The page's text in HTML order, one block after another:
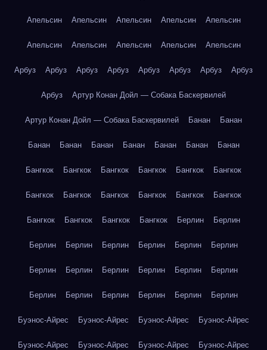
Апельсин Апельсин Апельсин Апельсин Апельсин
Апельсин Апельсин Апельсин Апельсин Апельсин
Арбуз Арбуз Арбуз Арбуз Арбуз Арбуз Арбуз Арбуз
Арбуз Артур Конан Дойл — Собака Баскервилей
Артур Конан Дойл — Собака Баскервилей Банан Банан
Банан Банан Банан Банан Банан Банан Банан
Бангкок Бангкок Бангкок Бангкок Бангкок Бангкок
Бангкок Бангкок Бангкок Бангкок Бангкок Бангкок
Бангкок Бангкок Бангкок Бангкок Берлин Берлин
Берлин Берлин Берлин Берлин Берлин Берлин
Берлин Берлин Берлин Берлин Берлин Берлин
Берлин Берлин Берлин Берлин Берлин Берлин
Буэнос-Айрес Буэнос-Айрес Буэнос-Айрес Буэнос-Айрес
Буэнос-Айрес Буэнос-Айрес Буэнос-Айрес Буэнос-Айрес